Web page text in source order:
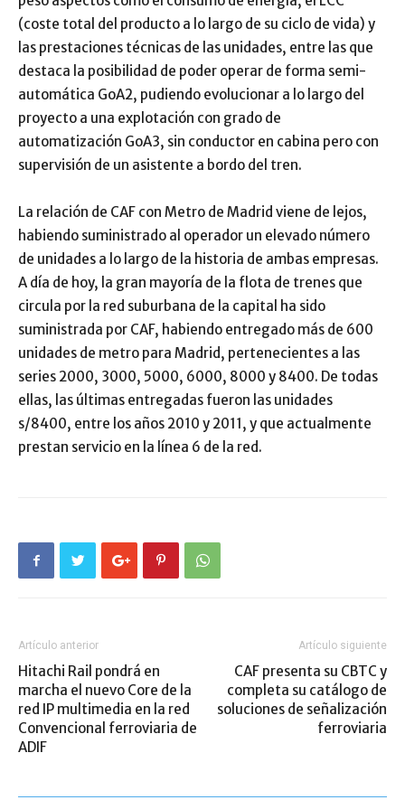
(coste total del producto a lo largo de su ciclo de vida) y
las prestaciones técnicas de las unidades, entre las que
destaca la posibilidad de poder operar de forma semi-
automática GoA2, pudiendo evolucionar a lo largo del
proyecto a una explotación con grado de
automatización GoA3, sin conductor en cabina pero con
supervisión de un asistente a bordo del tren.
La relación de CAF con Metro de Madrid viene de lejos,
habiendo suministrado al operador un elevado número
de unidades a lo largo de la historia de ambas empresas.
A día de hoy, la gran mayoría de la flota de trenes que
circula por la red suburbana de la capital ha sido
suministrada por CAF, habiendo entregado más de 600
unidades de metro para Madrid, pertenecientes a las
series 2000, 3000, 5000, 6000, 8000 y 8400. De todas
ellas, las últimas entregadas fueron las unidades
s/8400, entre los años 2010 y 2011, y que actualmente
prestan servicio en la línea 6 de la red.
Artículo anterior
Hitachi Rail pondrá en
marcha el nuevo Core de la
red IP multimedia en la red
Convencional ferroviaria de
ADIF
Artículo siguiente
CAF presenta su CBTC y
completa su catálogo de
soluciones de señalización
ferroviaria